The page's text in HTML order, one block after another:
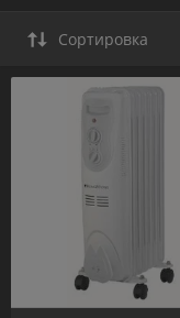
После включения
который нагревает
постепенно
Во всех
режимов работы,
интенсивность
Сортировка